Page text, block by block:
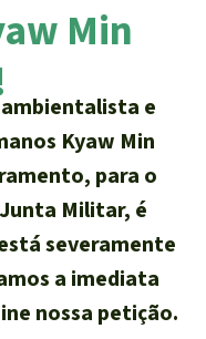
e
Min
e
Kyaw Min
para o
Militar, é
severamente
a imediata
nossa petição.